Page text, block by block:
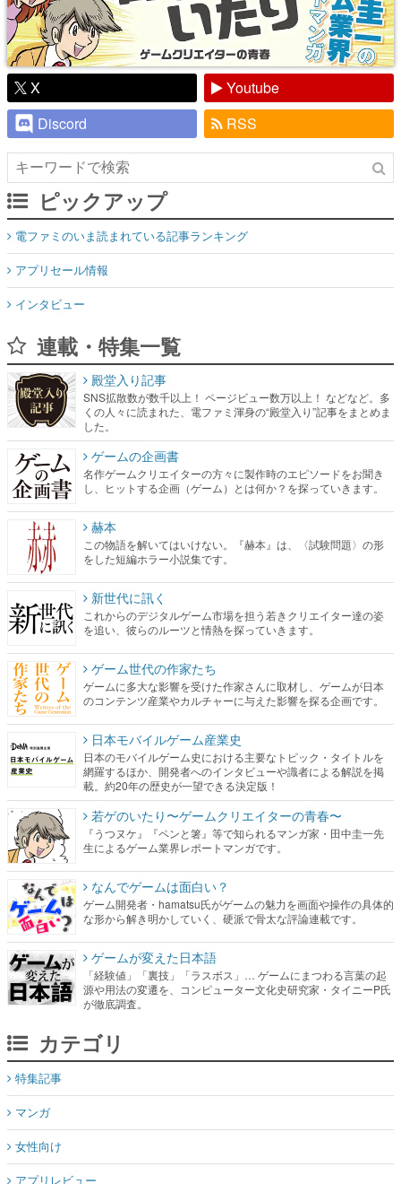
X
Youtube
Discord
RSS
ピックアップ
電ファミのいま読まれている記事ランキング
アプリセール情報
インタビュー
連載・特集一覧
殿堂入り記事
SNS拡散数が数千以上！ ページビュー数万以上！ などなど。多
くの人々に読まれた、電ファミ渾身の“殿堂入り”記事をまとめま
した。
ゲームの企画書
名作ゲームクリエイターの方々に製作時のエピソードをお聞き
し、ヒットする企画（ゲーム）とは何か？を探っていきます。
赫本
この物語を解いてはいけない。『赫本』は、〈試験問題〉の形
をした短編ホラー小説集です。
新世代に訊く
これからのデジタルゲーム市場を担う若きクリエイター達の姿
を追い、彼らのルーツと情熱を探っていきます。
ゲーム世代の作家たち
ゲームに多大な影響を受けた作家さんに取材し、ゲームが日本
のコンテンツ産業やカルチャーに与えた影響を探る企画です。
日本モバイルゲーム産業史
日本のモバイルゲーム史における主要なトピック・タイトルを
網羅するほか、開発者へのインタビューや識者による解説を掲
載。約20年の歴史が一望できる決定版！
若ゲのいたり〜ゲームクリエイターの青春〜
『うつヌケ』『ペンと箸』等で知られるマンガ家・田中圭一先
生によるゲーム業界レポートマンガです。
なんでゲームは面白い？
ゲーム開発者・hamatsu氏がゲームの魅力を画面や操作の具体的
な形から解き明かしていく、硬派で骨太な評論連載です。
ゲームが変えた日本語
「経験値」「裏技」「ラスボス」… ゲームにまつわる言葉の起
源や用法の変遷を、コンピューター文化史研究家・タイニーP氏
が徹底調査。
カテゴリ
特集記事
マンガ
女性向け
アプリレビュー